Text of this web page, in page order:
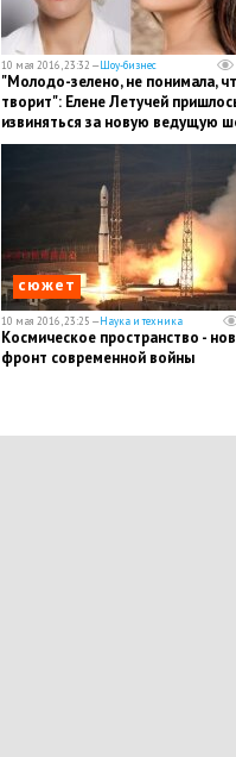
10 мая 2016, 23:32 —Шоу-бизнес
"Молодо-зелено, не понимала,
творит": Елене Летучей
извиняться за новую ведущую
"Ревизорро"
сюжет
10 мая 2016, 23:25 —Наука и техника
Космическое пространство -
фронт современной войны